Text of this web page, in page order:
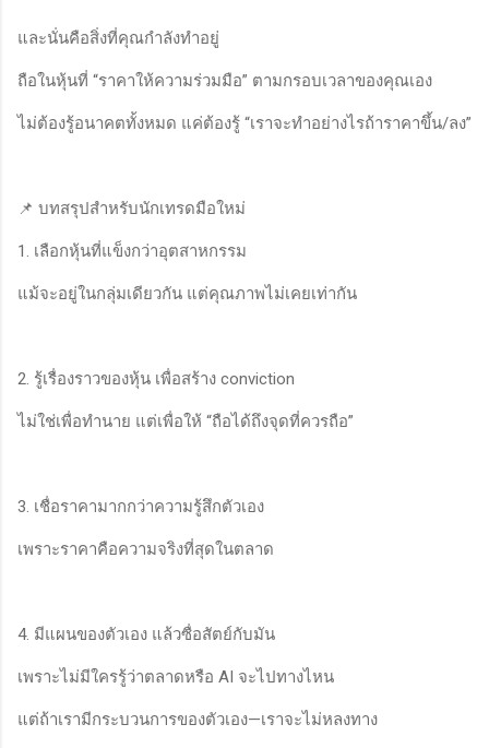
และนั่นคือสิ่งที่คุณกำลังทำอยู่
ถือในหุ้นที่ “ราคาให้ความร่วมมือ” ตามกรอบเวลาของคุณเอง
ไม่ต้องรู้อนาคตทั้งหมด แค่ต้องรู้ “เราจะทำอย่างไรถ้าราคาขึ้น/ลง”
📌 บทสรุปสำหรับนักเทรดมือใหม่
1. เลือกหุ้นที่แข็งกว่าอุตสาหกรรม
แม้จะอยู่ในกลุ่มเดียวกัน แต่คุณภาพไม่เคยเท่ากัน
2. รู้เรื่องราวของหุ้น เพื่อสร้าง conviction
ไม่ใช่เพื่อทำนาย แต่เพื่อให้ “ถือได้ถึงจุดที่ควรถือ”
3. เชื่อราคามากกว่าความรู้สึกตัวเอง
เพราะราคาคือความจริงที่สุดในตลาด
4. มีแผนของตัวเอง แล้วซื่อสัตย์กับมัน
เพราะไม่มีใครรู้ว่าตลาดหรือ AI จะไปทางไหน
แต่ถ้าเรามีกระบวนการของตัวเอง—เราจะไม่หลงทาง